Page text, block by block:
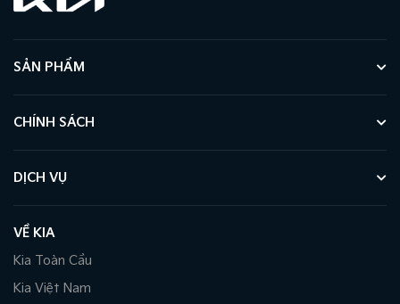
SẢN PHẨM
CHÍNH SÁCH
DỊCH VỤ
VỀ KIA
Kia Toàn Cầu
Kia Việt Nam